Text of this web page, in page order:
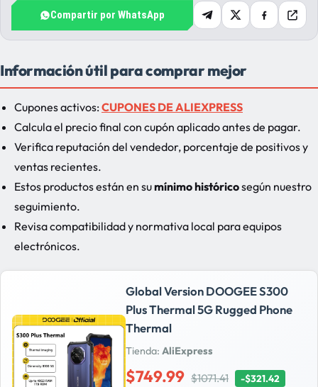
Compartir por WhatsApp
Información útil para comprar mejor
Cupones activos: CUPONES DE ALIEXPRESS
Calcula el precio final con cupón aplicado antes de pagar.
Verifica reputación del vendedor, porcentaje de positivos y
ventas recientes.
Estos productos están en sumínimo históricosegún nuestro
seguimiento.
Revisa compatibilidad y normativa local para equipos
electrónicos.
Global Version DOOGEE S300
Plus Thermal 5G Rugged Phone
Thermal
Tienda: AliExpress
$749.99 $1071.41 -$321.42